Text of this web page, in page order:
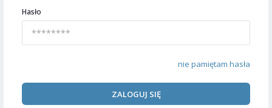
Hasło
nie pamiętam hasła
ZALOGUJ SIĘ